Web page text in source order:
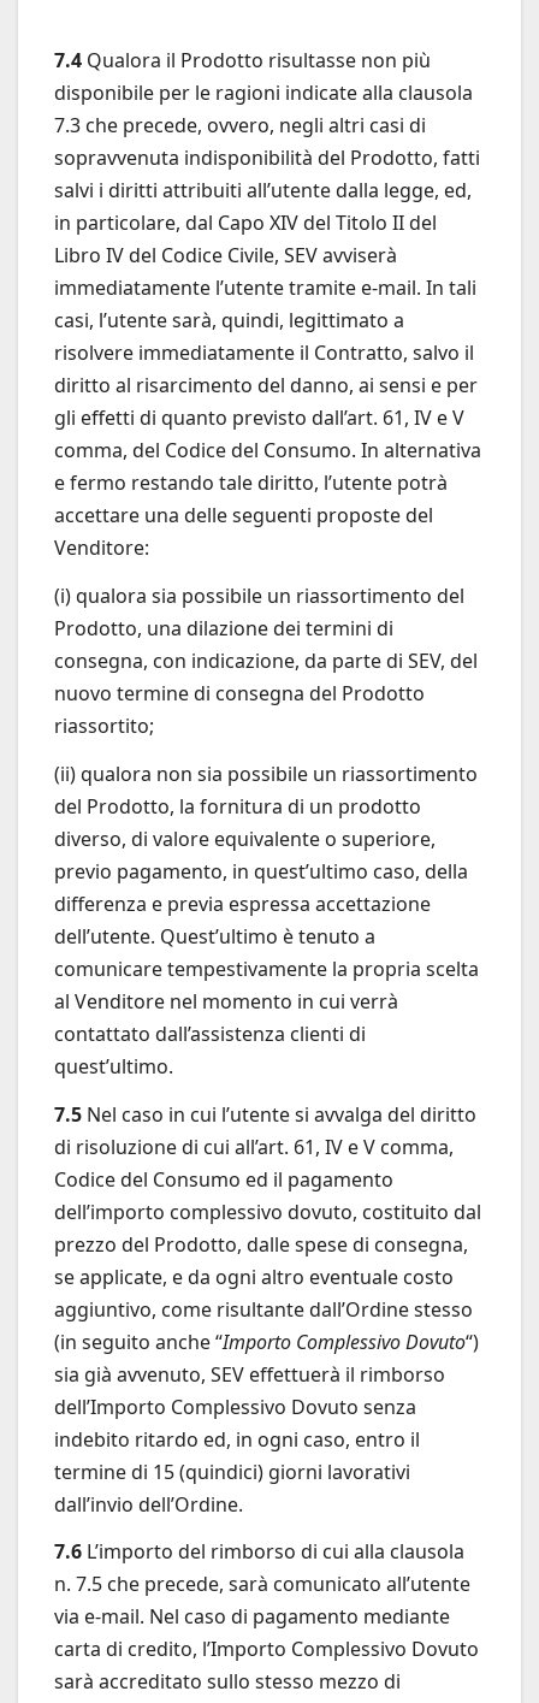
7.4 Qualora il Prodotto risultasse non più
disponibile per le ragioni indicate alla clausola
7.3 che precede, ovvero, negli altri casi di
sopravvenuta indisponibilità del Prodotto, fatti
salvi i diritti attribuiti all’utente dalla legge, ed,
in particolare, dal Capo XIV del Titolo II del
Libro IV del Codice Civile, SEV avviserà
immediatamente l’utente tramite e-mail. In tali
casi, l’utente sarà, quindi, legittimato a
risolvere immediatamente il Contratto, salvo il
diritto al risarcimento del danno, ai sensi e per
gli effetti di quanto previsto dall’art. 61, IV e V
comma, del Codice del Consumo. In alternativa
e fermo restando tale diritto, l’utente potrà
accettare una delle seguenti proposte del
Venditore:
(i) qualora sia possibile un riassortimento del
Prodotto, una dilazione dei termini di
consegna, con indicazione, da parte di SEV, del
nuovo termine di consegna del Prodotto
riassortito;
(ii) qualora non sia possibile un riassortimento
del Prodotto, la fornitura di un prodotto
diverso, di valore equivalente o superiore,
previo pagamento, in quest’ultimo caso, della
differenza e previa espressa accettazione
dell’utente. Quest’ultimo è tenuto a
comunicare tempestivamente la propria scelta
al Venditore nel momento in cui verrà
contattato dall’assistenza clienti di
quest’ultimo.
7.5 Nel caso in cui l’utente si avvalga del diritto
di risoluzione di cui all’art. 61, IV e V comma,
Codice del Consumo ed il pagamento
dell’importo complessivo dovuto, costituito dal
prezzo del Prodotto, dalle spese di consegna,
se applicate, e da ogni altro eventuale costo
aggiuntivo, come risultante dall’Ordine stesso
(in seguito anche “Importo Complessivo Dovuto“)
sia già avvenuto, SEV effettuerà il rimborso
dell’Importo Complessivo Dovuto senza
indebito ritardo ed, in ogni caso, entro il
termine di 15 (quindici) giorni lavorativi
dall’invio dell’Ordine.
7.6 L’importo del rimborso di cui alla clausola
n. 7.5 che precede, sarà comunicato all’utente
via e-mail. Nel caso di pagamento mediante
carta di credito, l’Importo Complessivo Dovuto
sarà accreditato sullo stesso mezzo di